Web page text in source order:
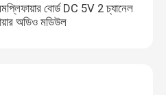
বোর্ড DC 5V 2 চ্যানেল
অডিও মডিউল